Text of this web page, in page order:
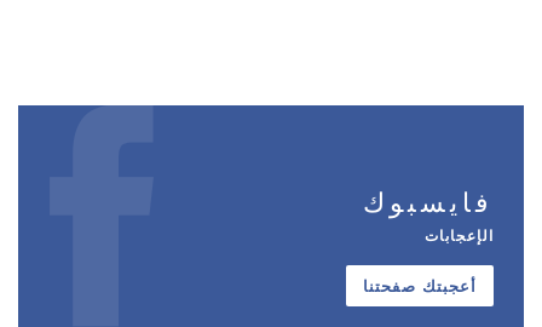
فايسبوك
الإعجابات
أعجبتك صفحتنا